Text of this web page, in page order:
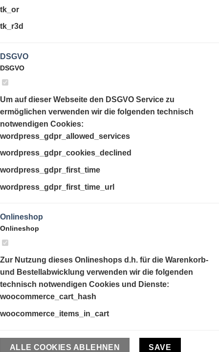
tk_or
tk_r3d
DSGVO
DSGVO
Um auf dieser Webseite den DSGVO Service zu
ermöglichen verwenden wir die folgenden technisch
notwendigen Cookies:
wordpress_gdpr_allowed_services
wordpress_gdpr_cookies_declined
wordpress_gdpr_first_time
wordpress_gdpr_first_time_url
Onlineshop
Onlineshop
Zur Nutzung dieses Onlineshops d.h. für die Warenkorb-
und Bestellabwicklung verwenden wir die folgenden
technisch notwendigen Cookies und Dienste:
woocommerce_cart_hash
woocommerce_items_in_cart
ALLE COOKIES ABLEHNEN SAVE